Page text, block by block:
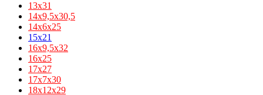
13х31
14x9,5x30,5
14х6х25
15x21
16x9,5x32
16х25
17х27
17х7х30
18х12х29